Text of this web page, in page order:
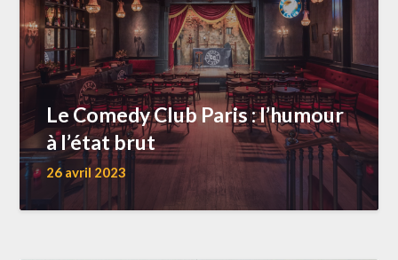
Le Comedy Club Paris : l’humour
à l’état brut
26 avril 2023